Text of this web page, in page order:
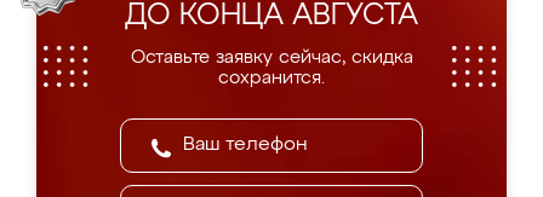
ДО КОНЦА АВГУСТА
Оставьте заявку сейчас, скидка
сохранится.